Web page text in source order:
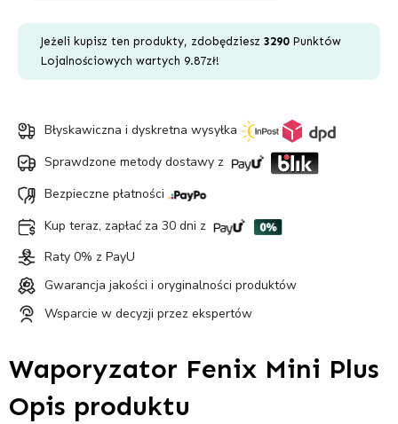
Plus
Jeżeli kupisz ten produkty, zdobędziesz 3290Punktów
Lojalnościowych wartych 9.87zł!
Błyskawiczna i dyskretna wysyłka
Sprawdzone metody dostawy z
Bezpieczne płatności
Kup teraz, zapłać za 30 dni z
Raty 0% z PayU
Gwarancja jakości i oryginalności produktów
Wsparcie w decyzji przez ekspertów
Waporyzator Fenix Mini Plus
Opis produktu